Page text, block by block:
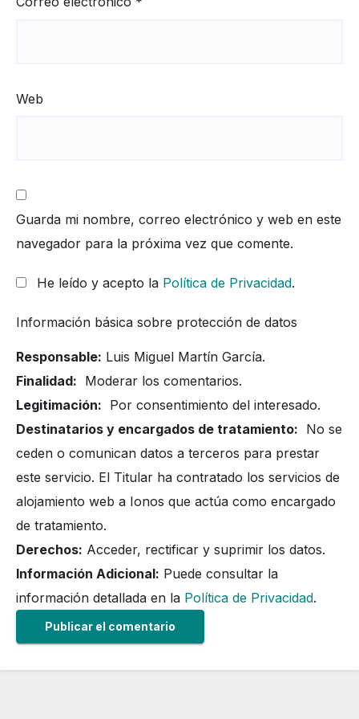
Web
Guarda mi nombre, correo electrónico y web en este
navegador para la próxima vez que comente.
He leído y acepto la Política de Privacidad.
Información básica sobre protección de datos
Responsable: Luis Miguel Martín García.
Finalidad: Moderar los comentarios.
Legitimación: Por consentimiento del interesado.
Destinatarios y encargados de tratamiento: No se
ceden o comunican datos a terceros para prestar
este servicio. El Titular ha contratado los servicios de
alojamiento web a Ionos que actúa como encargado
de tratamiento.
Derechos: Acceder, rectificar y suprimir los datos.
Información Adicional: Puede consultar la
información detallada en la Política de Privacidad.